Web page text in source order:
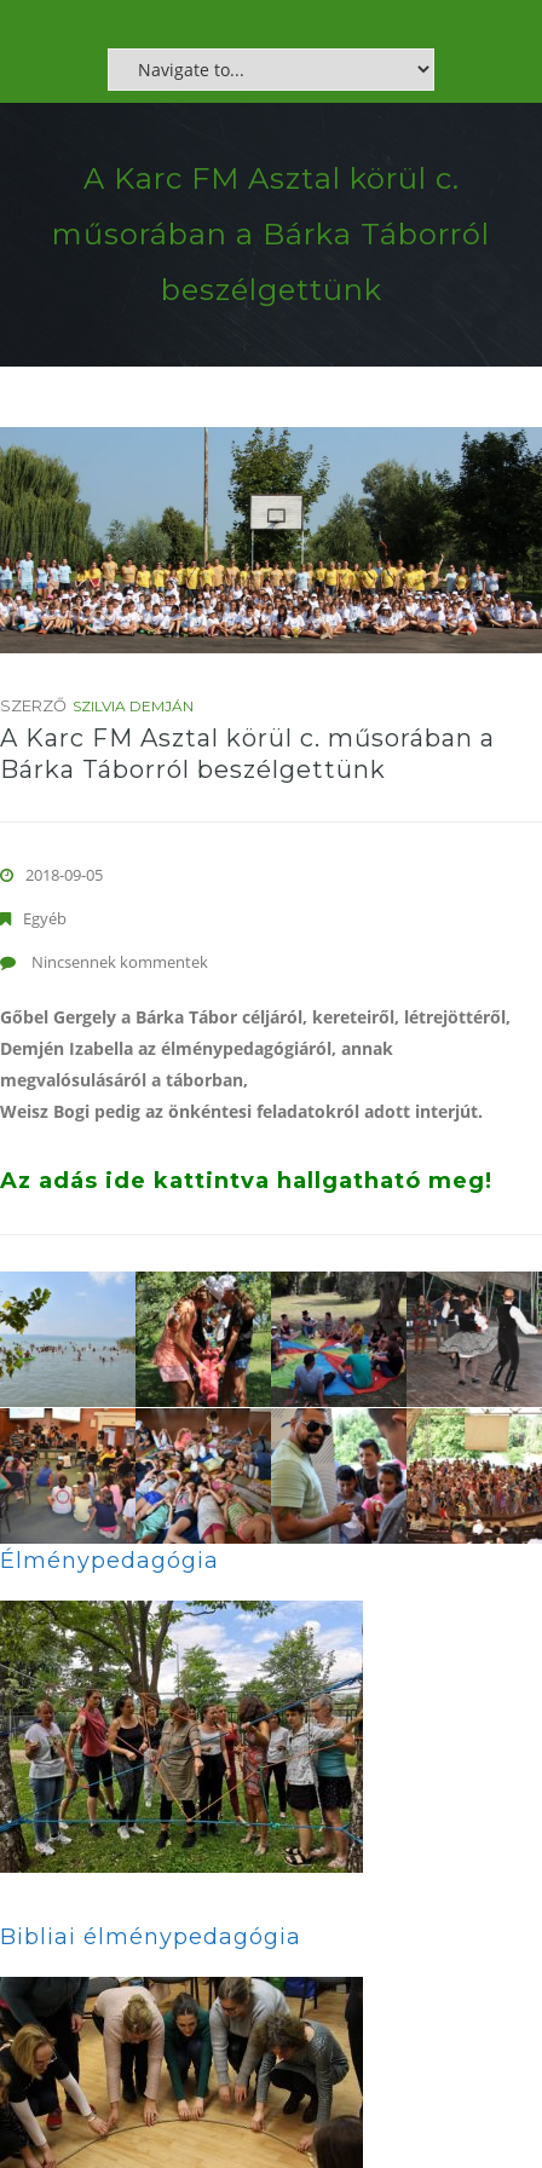
A Karc FM Asztal körül c.
műsorában a Bárka Táborról
beszélgettünk
SZERZŐ SZILVIA DEMJÁN
A Karc FM Asztal körül c. műsorában a
Bárka Táborról beszélgettünk
2018-09-05
Egyéb
Nincsennek kommentek
Gőbel Gergely a Bárka Tábor céljáról, kereteiről, létrejöttéről,
Demjén Izabella az élménypedagógiáról, annak
megvalósulásáról a táborban,
Weisz Bogi pedig az önkéntesi feladatokról adott interjút.
Az adás ide kattintva hallgatható meg!
Élménypedagógia
Bibliai élménypedagógia